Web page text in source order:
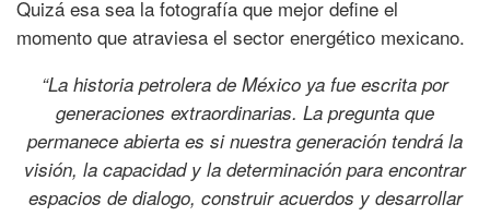
Quizá esa sea la fotografía que mejor define el
momento que atraviesa el sector energético mexicano.
“La historia petrolera de México ya fue escrita por
generaciones extraordinarias. La pregunta que
permanece abierta es si nuestra generación tendrá la
visión, la capacidad y la determinación para encontrar
espacios de dialogo, construir acuerdos y desarrollar